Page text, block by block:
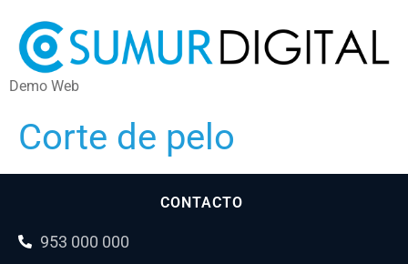
Demo Web
Corte de pelo
CONTACTO
953 000 000